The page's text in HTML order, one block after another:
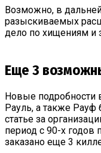
Возможно, в
разыскиваемых
дело по хищениям и
Еще 3
Новые
Рауль, а также Рауф
статье за
период с 90-х годов
заказано еще 3